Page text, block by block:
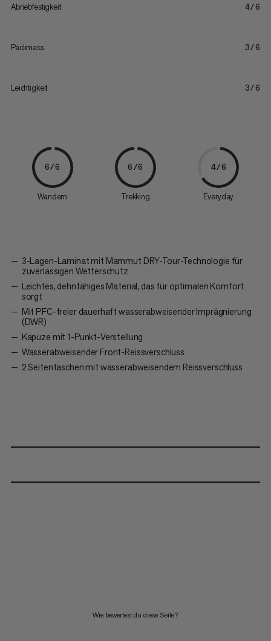
Abriebfestigkeit 4/6
Packmass 3/6
Leichtigkeit 3/6
6/6
Wandern
6/6
Trekking
4/6
Everyday
3-Lagen-Laminat mit Mammut DRY-Tour-Technologie für
zuverlässigen Wetterschutz
Leichtes, dehnfähiges Material, das für optimalen Komfort
sorgt
Mit PFC-freier dauerhaft wasserabweisender Imprägnierung
(DWR)
Kapuze mit 1-Punkt-Verstellung
Wasserabweisender Front-Reissverschluss
2 Seitentaschen mit wasserabweisendem Reissverschluss
Wie bewertest du diese Seite?